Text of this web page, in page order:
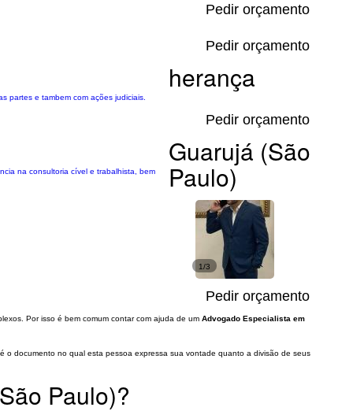
Pedir orçamento
partes e tambem com ações judiciais.
Pedir orçamento
na consultoria cível e trabalhista, bem
Pedir orçamento
1/3
Pedir orçamento
herança
Guarujá (São
Paulo)
Por isso é bem comum contar com ajuda de um Advogado Especialista em
documento no qual esta pessoa expressa sua vontade quanto a divisão de seus
Paulo)?